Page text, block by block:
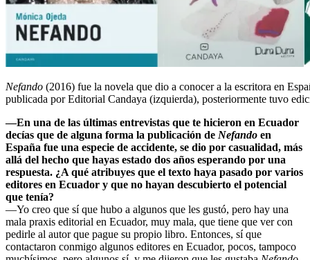
Nefando (2016) fue la novela que dio a conocer a la escritora en
publicada por Editorial Candaya (izquierda), posteriormente tuvo
—En una de las últimas entrevistas que te hicieron en Ecuador
decías que de alguna forma la publicación de Nefando en
España fue una especie de accidente, se dio por casualidad, más
allá del hecho que hayas estado dos años esperando por una
respuesta. ¿A qué atribuyes que el texto haya pasado por varios
editores en Ecuador y que no hayan descubierto el potencial
que tenía?
—Yo creo que sí que hubo a algunos que les gustó, pero hay una
mala praxis editorial en Ecuador, muy mala, que tiene que ver con
pedirle al autor que pague su propio libro. Entonces, sí que
contactaron conmigo algunos editores en Ecuador, pocos, tampoco